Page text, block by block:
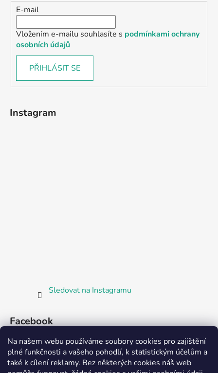
Na našem webu používáme soubory cookies pro zajištění
plné funkčnosti a vašeho pohodlí, k statistickým účelům a
také k cílení reklamy. Bez některých cookies náš web
E-mail
Vložením e-mailu souhlasíte s podmínkami ochrany
osobních údajů
PŘIHLÁSIT SE
Instagram
Sledovat na Instagramu
Facebook